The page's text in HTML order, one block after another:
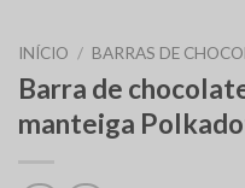
INÍCIO / BARRAS DE
Barra de
manteiga